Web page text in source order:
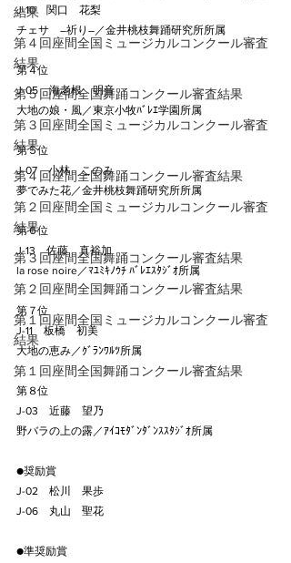
結果
第４回座間全国ミュージカルコンクール審査
結果
第５回座間全国舞踊コンクール審査結果
第３回座間全国ミュージカルコンクール審査
結果
第４回座間全国舞踊コンクール審査結果
第２回座間全国ミュージカルコンクール審査
結果
第３回座間全国舞踊コンクール審査結果
第２回座間全国舞踊コンクール審査結果
第１回座間全国ミュージカルコンクール審査
結果
第１回座間全国舞踊コンクール審査結果
J-10　関口　花梨
チェサ　―祈り―／金井桃枝舞踊研究所所属
第４位
J-05　海老根　明音
大地の娘・風／東京小牧ﾊﾞﾚｴ学園所属
第５位
J-07　小林　このみ
夢でみた花／金井桃枝舞踊研究所所属
第６位
J-13　佐藤　真裕加
la rose noire／ﾏﾕﾐｷﾉｳﾁ ﾊﾞﾚｴｽﾀｼﾞｵ所属
第７位
J-11　板橋　初美
大地の恵み／ｸﾞﾗﾝﾜﾙﾂ所属
第８位
J-03　近藤　望乃
野バラの上の露／ｱｲｺﾓﾀﾞﾝﾀﾞﾝｽｽﾀｼﾞｵ所属
●奨励賞
J-02　松川　果歩
J-06　丸山　聖花
●準奨励賞